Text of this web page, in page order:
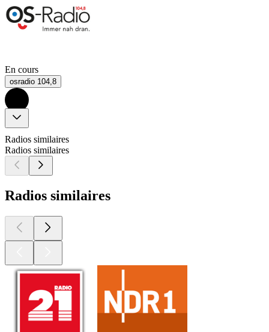
En cours
osradio 104,8
Radios similaires
Radios similaires
Radios similaires